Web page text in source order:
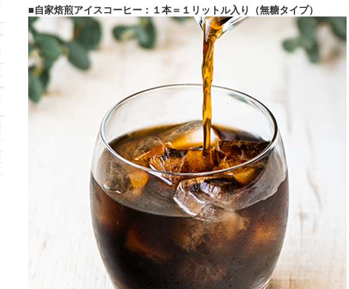
■自家焙煎アイスコーヒー：１本＝１リットル入り（無糖タイプ）